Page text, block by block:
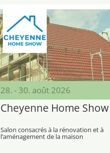
28. - 30. août 2026
Cheyenne Home Show
Salon consacrés à la rénovation et à
l’aménagement de la maison